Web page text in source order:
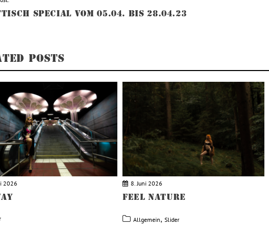
SPECIAL VOM 05.04. BIS 28.04.23
POSTS
2026 8. Juni 2026
FEEL NATURE
Allgemein, Slider